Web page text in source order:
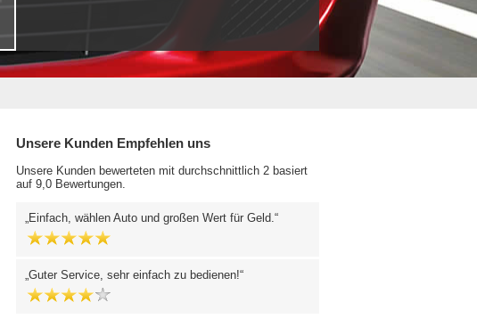
Unsere Kunden Empfehlen uns
Unsere Kunden bewerteten mit durchschnittlich 2 basiert
auf 9,0 Bewertungen.
Einfach, wählen Auto und großen Wert für Geld.
Guter Service, sehr einfach zu bedienen!